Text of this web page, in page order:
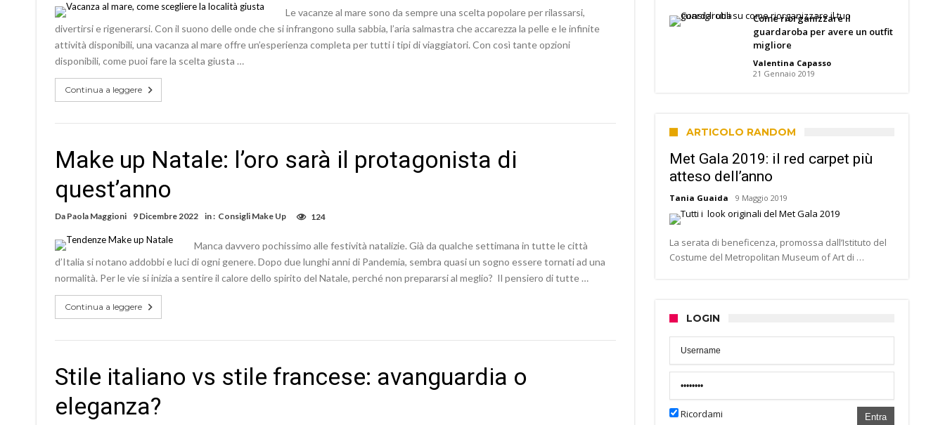
Le vacanze al mare sono da sempre una scelta popolare per rilassarsi,
divertirsi e rigenerarsi. Con il suono delle onde che si infrangono sulla sabbia, l’aria salmastra che accarezza la pelle e le infinite
attività disponibili, una vacanza al mare offre un’esperienza completa per tutti i tipi di viaggiatori. Con così tante opzioni
disponibili, come puoi fare la scelta giusta …
Continua a leggere
Make up Natale: l’oro sarà il protagonista di
quest’anno
Da Paola Maggioni 9 Dicembre 2022 in : Consigli Make Up 124
Manca davvero pochissimo alle festività natalizie. Già da qualche settimana in tutte le città
d’Italia si notano addobbi e luci di ogni genere. Dopo due lunghi anni di Pandemia, sembra quasi un sogno essere tornati ad una
normalità. Per le vie si inizia a sentire il calore dello spirito del Natale, perché non prepararsi al meglio? Il pensiero di tutte …
Continua a leggere
Stile italiano vs stile francese: avanguardia o
eleganza?
Come riorganizzare il
guardaroba per avere un outfit
migliore
Valentina Capasso
21 Gennaio 2019
ARTICOLO RANDOM
Met Gala 2019: il red carpet più
atteso dell’anno
Tania Guaida 9 Maggio 2019
La serata di beneficenza, promossa dall’Istituto del
Costume del Metropolitan Museum of Art di …
LOGIN
Ricordami Entra